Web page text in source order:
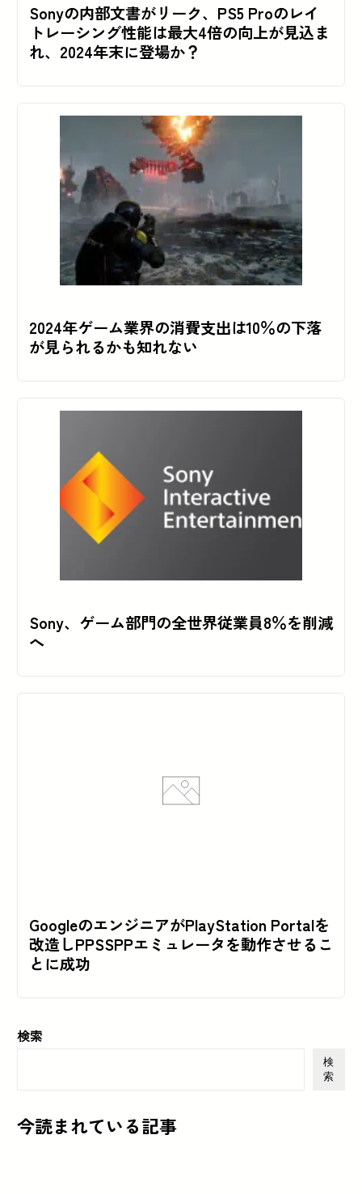
Sonyの内部文書がリーク、PS5 Proのレイ
トレーシング性能は最大4倍の向上が見込ま
れ、2024年末に登場か？
2024年ゲーム業界の消費支出は10％の下落
が見られるかも知れない
Sony、ゲーム部門の全世界従業員8％を削減
へ
GoogleのエンジニアがPlayStation Portalを
改造しPPSSPPエミュレータを動作させるこ
とに成功
検索
検
索
今読まれている記事